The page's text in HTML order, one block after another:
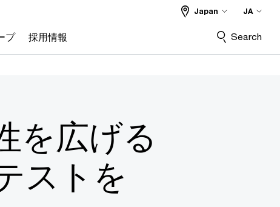
プ 採用情報
Japan JA
Search
を広げる
ストを